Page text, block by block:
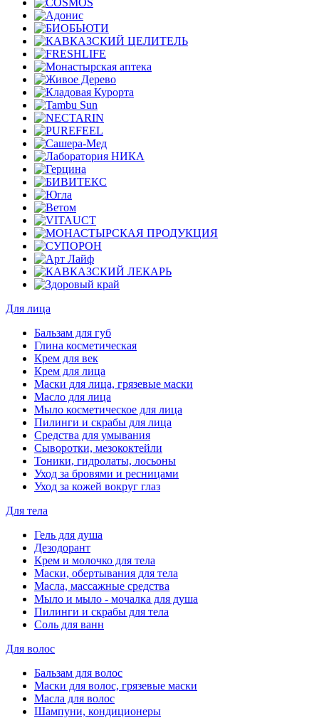
Для лица
Бальзам для губ
Глина косметическая
Крем для век
Крем для лица
Маски для лица, грязевые маски
Масло для лица
Мыло косметическое для лица
Пилинги и скрабы для лица
Средства для умывания
Сыворотки, мезококтейли
Тоники, гидролаты, лосьоны
Уход за бровями и ресницами
Уход за кожей вокруг глаз
Для тела
Гель для душа
Дезодорант
Крем и молочко для тела
Маски, обертывания для тела
Масла, массажные средства
Мыло и мыло - мочалка для душа
Пилинги и скрабы для тела
Соль для ванн
Для волос
Бальзам для волос
Маски для волос, грязевые маски
Масла для волос
Шампуни, кондиционеры